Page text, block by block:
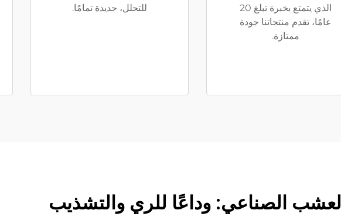
الذي يتمتع بخبرة تبلغ 20
عامًا، تقدم منتجاتنا جودة
ممتازة.
للتحلل، جديدة تمامًا.
العشب الصناعي: وداعًا للري والتشذيب